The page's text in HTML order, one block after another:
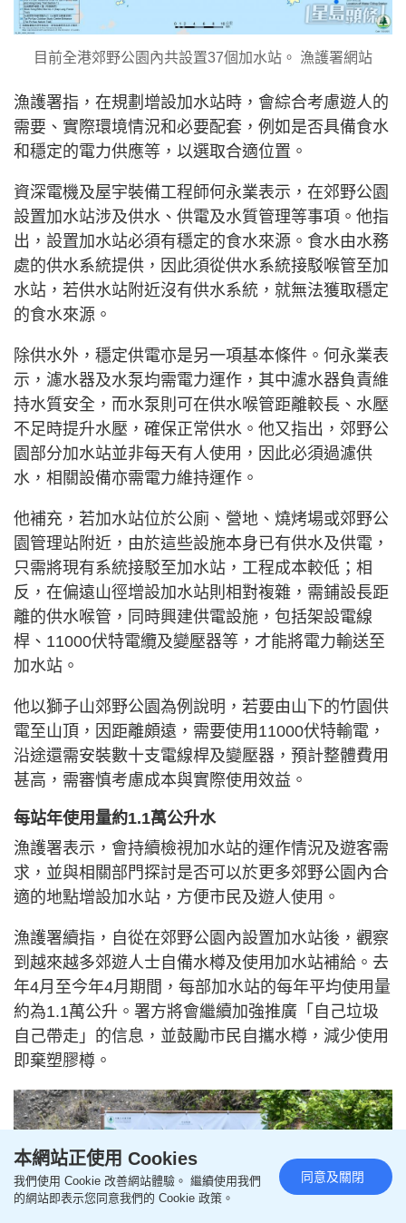
目前全港郊野公園內共設置37個加水站。 漁護署網站
漁護署指，在規劃增設加水站時，會綜合考慮遊人的
需要、實際環境情況和必要配套，例如是否具備食水
和穩定的電力供應等，以選取合適位置。
資深電機及屋宇裝備工程師何永業表示，在郊野公園
設置加水站涉及供水、供電及水質管理等事項。他指
出，設置加水站必須有穩定的食水來源。食水由水務
處的供水系統提供，因此須從供水系統接駁喉管至加
水站，若供水站附近沒有供水系統，就無法獲取穩定
的食水來源。
除供水外，穩定供電亦是另一項基本條件。何永業表
示，濾水器及水泵均需電力運作，其中濾水器負責維
持水質安全，而水泵則可在供水喉管距離較長、水壓
不足時提升水壓，確保正常供水。他又指出，郊野公
園部分加水站並非每天有人使用，因此必須過濾供
水，相關設備亦需電力維持運作。
他補充，若加水站位於公廁、營地、燒烤場或郊野公
園管理站附近，由於這些設施本身已有供水及供電，
只需將現有系統接駁至加水站，工程成本較低；相
反，在偏遠山徑增設加水站則相對複雜，需鋪設長距
離的供水喉管，同時興建供電設施，包括架設電線
桿、11000伏特電纜及變壓器等，才能將電力輸送至
加水站。
他以獅子山郊野公園為例說明，若要由山下的竹園供
電至山頂，因距離頗遠，需要使用11000伏特輸電，
沿途還需安裝數十支電線桿及變壓器，預計整體費用
甚高，需審慎考慮成本與實際使用效益。
每站年使用量約1.1萬公升水
漁護署表示，會持續檢視加水站的運作情況及遊客需
求，並與相關部門探討是否可以於更多郊野公園內合
適的地點增設加水站，方便市民及遊人使用。
漁護署續指，自從在郊野公園內設置加水站後，觀察
到越來越多郊遊人士自備水樽及使用加水站補給。去
年4月至今年4月期間，每部加水站的每年平均使用量
約為1.1萬公升。署方將會繼續加強推廣「自己垃圾
自己帶走」的信息，並鼓勵市民自攜水樽，減少使用
即棄塑膠樽。
本網站正使用 Cookies
我們使用 Cookie 改善網站體驗。 繼續使用我們
的網站即表示您同意我們的 Cookie 政策。
同意及關閉